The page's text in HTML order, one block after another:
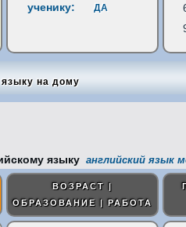
ученику:
ДА
языку на дому
английский язык
ВОЗРАСТ |
ОБРАЗОВАНИЕ | РАБОТА